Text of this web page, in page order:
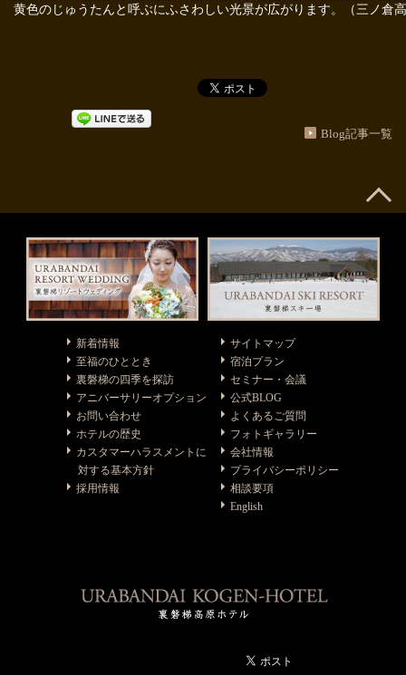
黄色のじゅうたんと呼ぶにふさわしい光景が広がります。（三ノ倉
Blog記事一覧
新着情報
至福のひととき
裏磐梯の四季を探訪
アニバーサリーオプション
お問い合わせ
ホテルの歴史
カスタマーハラスメントに
対する基本方針
採用情報
サイトマップ
宿泊プラン
セミナー・会議
公式BLOG
よくあるご質問
フォトギャラリー
会社情報
プライバシーポリシー
相談要項
English